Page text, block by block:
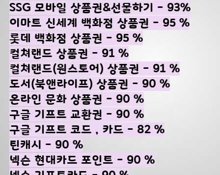
SSG 모바일 상품권&선물하기 - 93%
이마트 신세계 백화점 상품권 - 95 %
롯데 백화점 상품권 - 95 %
컬쳐랜드 상품권 - 91 %
컬쳐랜드(원스토어) 상품권 - 91 %
도서(북앤라이프) 상품권 - 90 %
온라인 문화 상품권 - 90 %
구글 기프트 교환권 - 90 %
구글 기프트 코드 , 카드 - 82 %
틴캐시 - 90 %
넥슨 현대카드 포인트 - 90 %